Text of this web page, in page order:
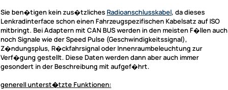
Sie ben�tigen kein zus�tzlichesRadioanschlusskabel, da dieses
Lenkradinterfaceschon einen Fahrzeugspezifischen Kabelsatz auf ISO
mitbringt. Bei Adaptern mit CAN BUS werden in den meisten F�llen auch
noch Signale wie der Speed Pulse (Geschwindigkeitssignal),
Z�ndungsplus, R�ckfahrsignal oder Innenraumbeleuchtung zur
Verf�gung gestellt. Diese Daten werden dann aber auch immer
gesondert in der Beschreibung mit aufgef�hrt.
generell unterst�tzte Funktionen: